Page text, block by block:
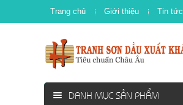
Trang chủ Giới thiệu Tin tức
DANH MỤC SẢN PHẨM